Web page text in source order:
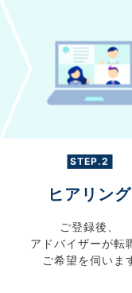
STEP.2
ヒアリング
ご登録後、
アドバイザーが転
ご希望を伺いま